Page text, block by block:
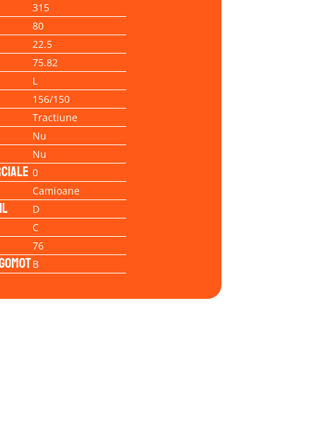
315
80
22.5
75.82
L
156/150
Tractiune
Nu
Nu
0
Camioane
D
C
76
B